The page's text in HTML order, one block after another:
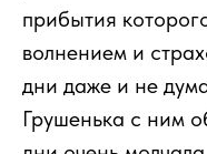
прибытия
волнением и
дни даже и не
Грушенька с ним